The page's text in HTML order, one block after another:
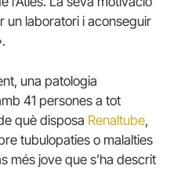
un laboratori i aconseguir
una patologia
41 persones a tot
què disposa Renaltube,
tubulopaties o malalties
més jove que s’ha descrit